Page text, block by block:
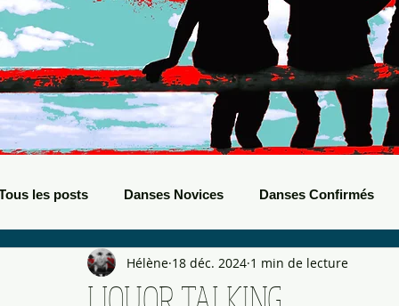
les posts Danses Novices Danses Confirmés
Danses Débutants Evènements Boots Bals de
Hélène 18 déc. 2024 1 min de lecture